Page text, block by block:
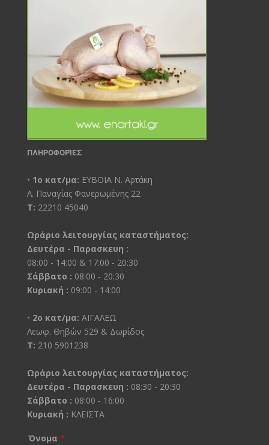
ΠΛΗΡΟΦΟΡΊΕΣ
• 1ο κατ/μα: ΕΥΒΟΙΑ Ν. Αρτάκη
Λ. Παναγίας Φανερωμένης 22
Τ: 22210 45040
Ωράριο λειτουργίας καταστήματος:
Δευτέρα - Παρασκευη :
08:00 - 14:00 & 17:00 - 20:30
Σάββατο : 08:00 - 20:30
Κυριακή : 09:00 - 14:00
• 2ο κατ/μα: ΑΙΓΑΛΕΩ
Λεωφ. Θηβών 529 & Δωρίδος
Τ: 210 5901238
Ωράριο λειτουργίας καταστήματος:
Δευτέρα - Παρασκευη : 08:30 - 20:30
Σάββατο : 08:00 - 16:00
Κυριακή : ΚΛΕΙΣΤΑ
Όνομα *